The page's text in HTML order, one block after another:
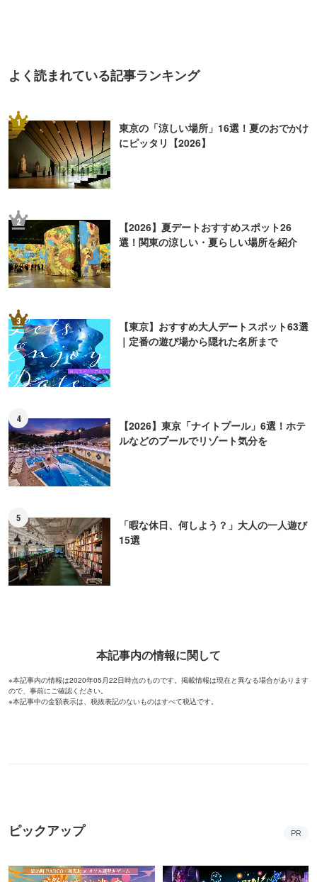
よく読まれている記事ランキング
1
東京の「涼しい場所」16選！夏のおでかけ
にピッタリ【2026】
2
【2026】夏デートおすすめスポット26
選！関東の涼しい・夏らしい場所を紹介
3
【東京】おすすめ大人デートスポット63選
｜定番の遊び場から隠れた名所まで
4
【2026】東京「ナイトプール」6選！ホテ
ルなどのプールでリゾート気分を
5
「暇な休日、何しよう？」大人の一人遊び
15選
本記事内の情報に関して
※本記事内の情報は2020年05月22日時点のものです。掲載情報は現在と異なる場合があります
ので、事前にご確認ください。
※本記事中の金額表示は、税抜表記のないものはすべて税込です。
ピックアップ PR